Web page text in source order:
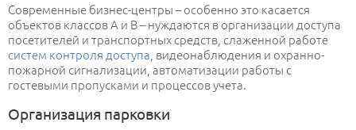
Современные бизнес-центры – особенно это касается
объектов классов A и B – нуждаются в организации доступа
посетителей и транспортных средств, слаженной работе
систем контроля доступа , видеонаблюдения и охранно-
пожарной сигнализации, автоматизации работы с
гостевыми пропусками и процессов учета.
Организация парковки